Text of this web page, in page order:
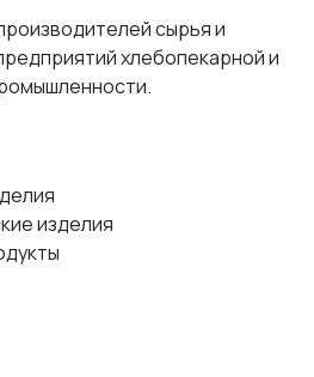
сырья и
хлебопекарной и
изделия